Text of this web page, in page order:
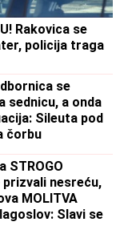
Rakovica se
policija traga
se
sednicu, a onda
Sileuta pod
čorbu
STROGO
prizvali nesreću,
MOLITVA
Slavi se